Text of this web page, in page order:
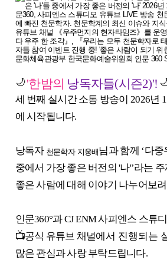
🌙'한밤의 낭독자들(시즌2)'!
세 번째 실시간 소통 방송이2026년 1
에 시작됩니다.
낭독자 천문학자 지웅배 님과 함께 ‘다중
중에서 가장 좋은 버전의 '나'’라는
좋은 사람에 대해 이야기 나누어보
인문360°과 CJ ENM사피엔스 스튜
📺공식 유튜브 채널에서 진행되는
많은 관심과 사랑 부탁드립니다.